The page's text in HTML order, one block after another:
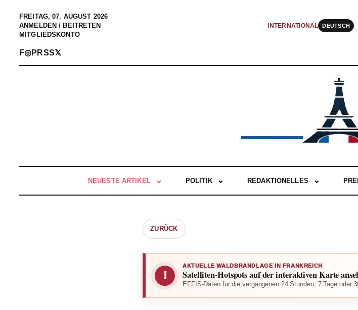
FREITAG, 07. AUGUST 2026
ANMELDEN / BEITRETEN
MITGLIEDSKONTO
INTERNATIONAL DEUTSCH
F◎PRSS𝕏
NEUESTE ARTIKEL POLITIK REDAKTIONELLES
ZURÜCK
!
AKTUELLE WALDBRANDLAGE IN FRANKREICH
Satelliten-Hotspots auf der interaktiven Karte
EFFIS-Daten für die vergangenen 24 Stunden, 7 Tage oder